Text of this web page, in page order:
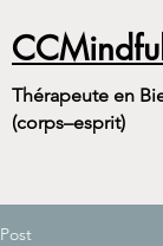
CCMindful
Thérapeute en
(corps–esprit)
Post